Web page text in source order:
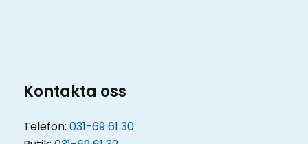
Kontakta oss
Telefon: 031-69 61 30